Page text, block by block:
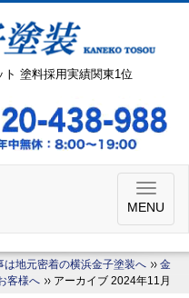
塗料採用実績関東1位
MENU
地元密着の横浜金子塗装へ
金
客様へ
アーカイブ 2024年11月